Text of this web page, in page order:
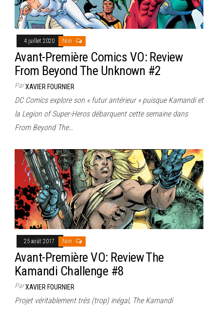
4 juillet 2020 Non
Avant-Première Comics VO: Review
From Beyond The Unknown #2
ParXAVIER FOURNIER
DC Comics explore son « futur antérieur » puisque Kamandi et
la Legion of Super-Heros débarquent cette semaine dans
From Beyond The…
25 août 2017 Non
Avant-Première VO: Review The
Kamandi Challenge #8
ParXAVIER FOURNIER
Projet véritablement très (trop) inégal, The Kamandi